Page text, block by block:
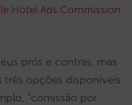
Hotel Ads Commission
prós e contras, mas
três opções disponíveis
“comissão por